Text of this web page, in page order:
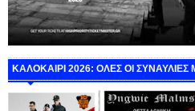
ΚΑΛΟΚΑΙΡΙ 2026: ΟΛΕΣ ΟΙ ΣΥΝΑΥΛΙΕΣ